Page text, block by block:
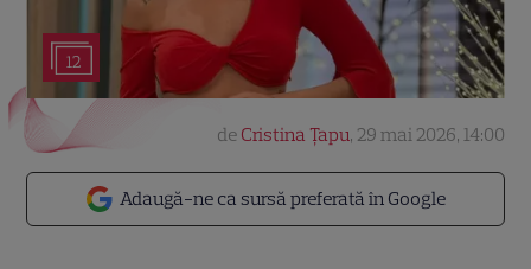
12
Adaugă-ne ca sursă preferată în Google
de Cristina Țapu, 29 mai 2026, 14:00